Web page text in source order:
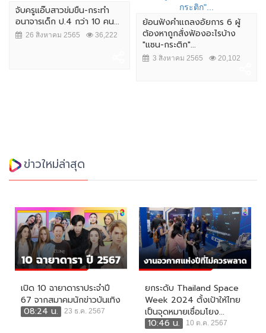
จับครูแอ๊บสาวข่มขืน-กระทำ
อนาจารเด็ก ป.4 กว่า 10 คน...
26 สิงหาคม 2565 36,222
ย้อนฟังคำเเถลงอัยการ 6 ผู้
ต้องหาถูกสั่งฟ้องอะไรบ้าง
"แซน-กระติก"...
3 สิงหาคม 2565 20,102
ข่าวใหม่ล่าสุด
เปิด 10 ฉายาดาราประจำปี
67 จากสมาคมนักข่าวบันเทิง
08:24 น.
23 ธ.ค. 2567
ยกระดับ Thailand Space
Week 2024 ตั้งเป้าให้ไทย
เป็นจุดหมายเชื่อมโยง...
10:46 น.
10 ต.ค. 2567